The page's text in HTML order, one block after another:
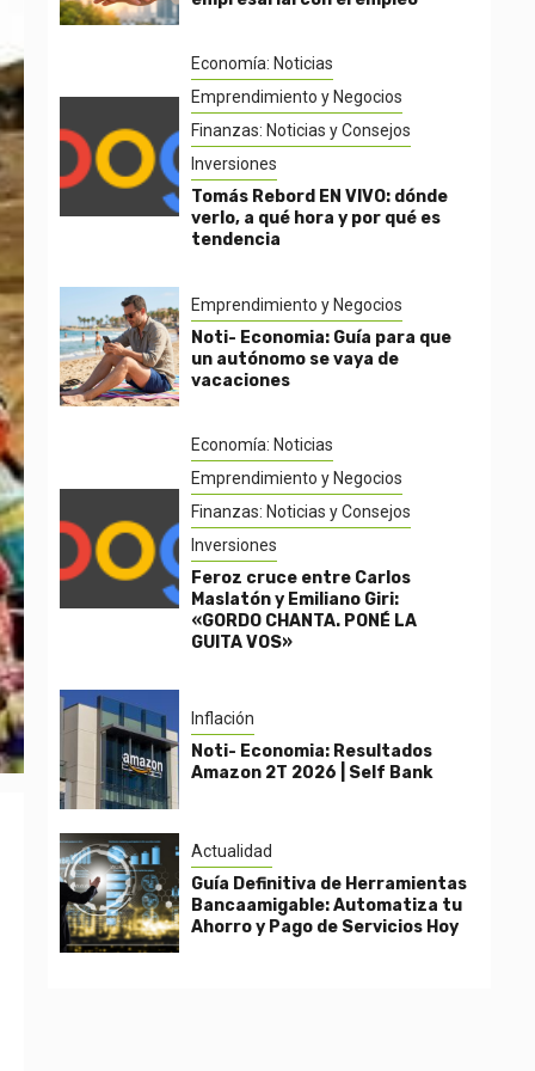
Economía: Noticias
Emprendimiento y Negocios
Finanzas: Noticias y Consejos
Inversiones
Tomás Rebord EN VIVO: dónde
verlo, a qué hora y por qué es
tendencia
Emprendimiento y Negocios
Noti- Economia: Guía para que
un autónomo se vaya de
vacaciones
Economía: Noticias
Emprendimiento y Negocios
Finanzas: Noticias y Consejos
Inversiones
Feroz cruce entre Carlos
Maslatón y Emiliano Giri:
«GORDO CHANTA. PONÉ LA
GUITA VOS»
Inflación
Noti- Economia: Resultados
Amazon 2T 2026 | Self Bank
Actualidad
Guía Definitiva de Herramientas
Bancaamigable: Automatiza tu
Ahorro y Pago de Servicios Hoy